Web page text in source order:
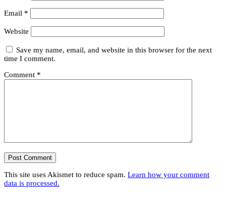
Email *
Website
Save my name, email, and website in this browser for the next
time I comment.
Comment *
This site uses Akismet to reduce spam. Learn how your comment
data is processed.